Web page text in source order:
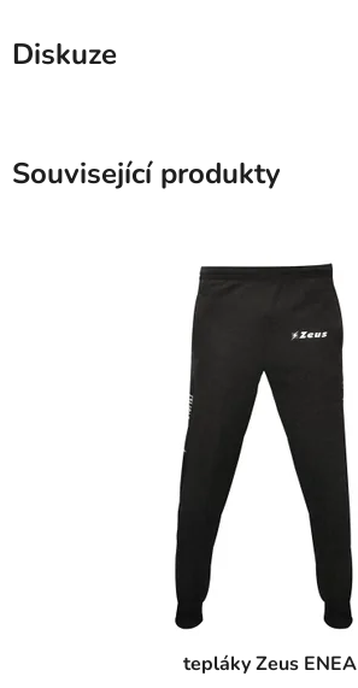
Diskuze
Související produkty
tepláky Zeus ENEA